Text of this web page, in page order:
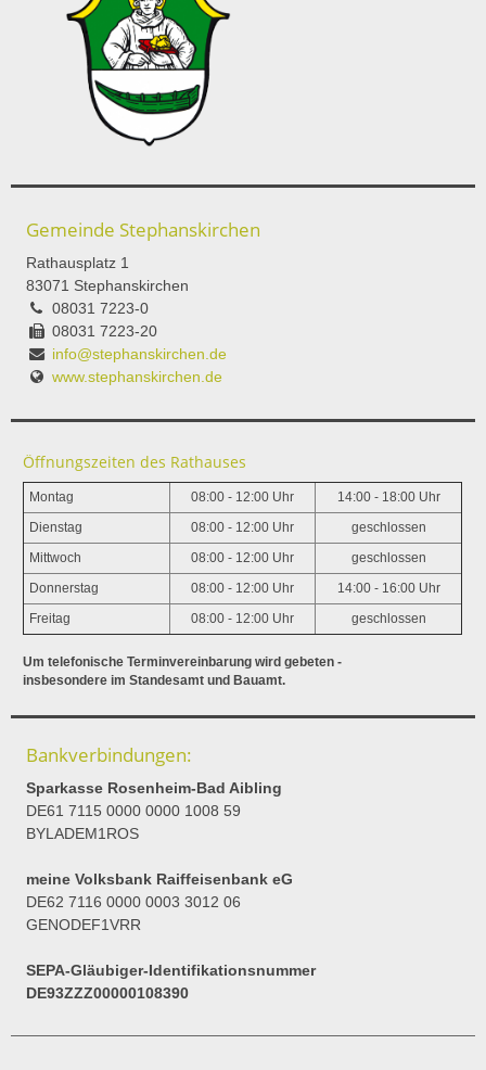
Gemeinde Stephanskirchen
Rathausplatz 1
83071 Stephanskirchen
08031 7223-0
08031 7223-20
info@stephanskirchen.de
www.stephanskirchen.de
Öffnungszeiten des Rathauses
Montag 08:00 - 12:00 Uhr 14:00 - 18:00 Uhr
Dienstag 08:00 - 12:00 Uhr geschlossen
Mittwoch 08:00 - 12:00 Uhr geschlossen
Donnerstag 08:00 - 12:00 Uhr 14:00 - 16:00 Uhr
Freitag 08:00 - 12:00 Uhr geschlossen
Um telefonische Terminvereinbarung wird gebeten -
insbesondere im Standesamt und Bauamt.
Bankverbindungen:
Sparkasse Rosenheim-Bad Aibling
DE61 7115 0000 0000 1008 59
BYLADEM1ROS
meine Volksbank Raiffeisenbank eG
DE62 7116 0000 0003 3012 06
GENODEF1VRR
SEPA-Gläubiger-Identifikationsnummer
DE93ZZZ00000108390